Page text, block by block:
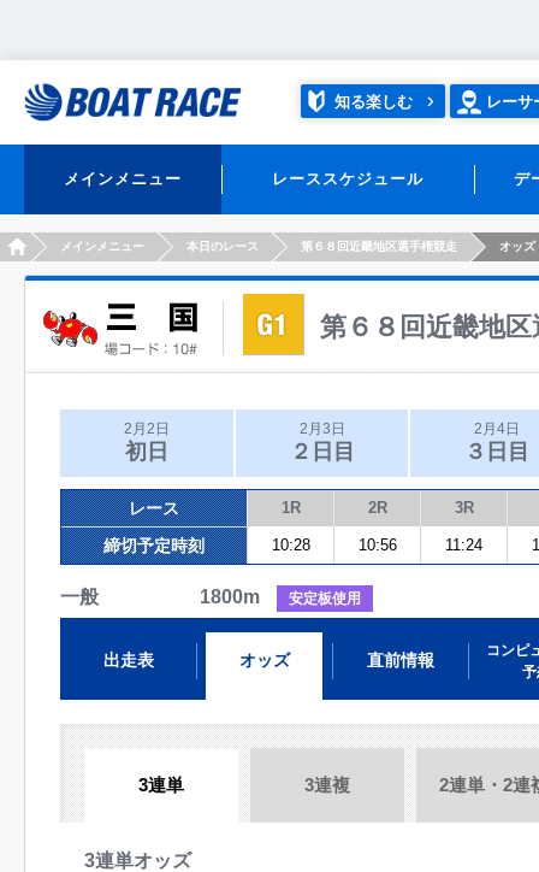
知る楽しむ レーサ
メインメニュー レーススケジュール デ
HOMEメインメニュー 本日のレース 第６８回近畿地区選手権競走 オッズ
第６８回近畿地
2月2日
初日
2月3日
２日目
2月4日
３日目
レース 1R 2R 3R
締切予定時刻 10:28 10:56 11:24
一般 1800m 安定板使用
出走表 オッズ 直前情報
コンピ
予
3連単 3連複 2連単・2連
3連単オッズ